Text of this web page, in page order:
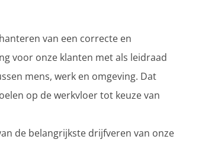
van een correcte en
voor onze klanten met als leidraad
mens, werk en omgeving. Dat
op de werkvloer tot keuze van
de belangrijkste drijfveren van onze